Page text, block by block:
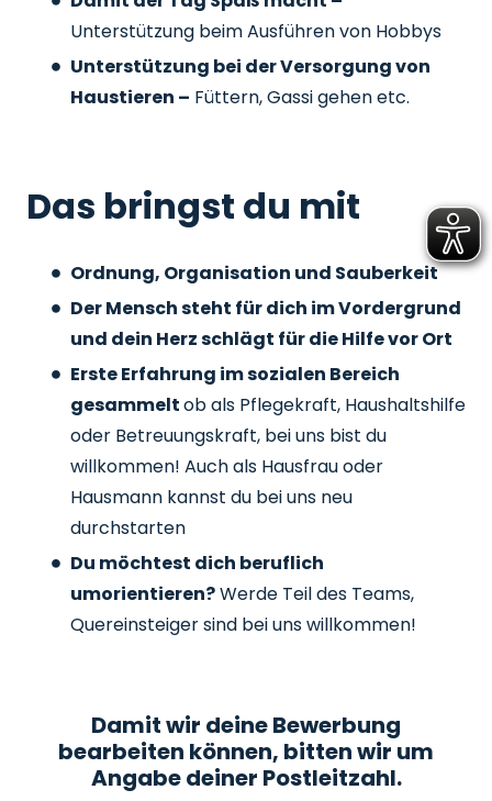
Unterstützung beim Ausführen von Hobbys
Unterstützung bei der Versorgung von
Haustieren – Füttern, Gassi gehen etc.
Das bringst du mit
Ordnung, Organisation und Sauberkeit
Der Mensch steht für dich im Vordergrund
und dein Herz schlägt für die Hilfe vor Ort
Erste Erfahrung im sozialen Bereich
gesammeltob als Pflegekraft, Haushaltshilfe
oder Betreuungskraft, bei uns bist du
willkommen! Auch als Hausfrau oder
Hausmann kannst du bei uns neu
durchstarten
Du möchtest dich beruflich
umorientieren?Werde Teil des Teams,
Quereinsteiger sind bei uns willkommen!
Damit wir deine Bewerbung
bearbeiten können, bitten wir um
Angabe deiner Postleitzahl.